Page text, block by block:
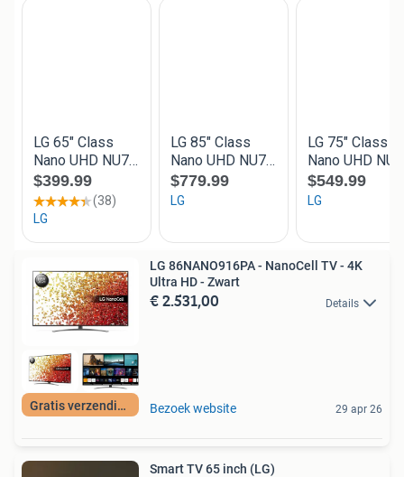
Gratis verzending
LG 86NANO916PA - NanoCell TV - 4K
Ultra HD - Zwart
€ 2.531,00 Details
Bezoek website 29 apr 26
Smart TV 65 inch (LG)